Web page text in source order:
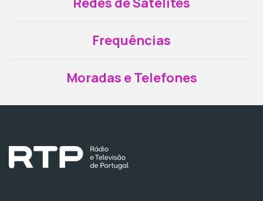
Frequências
Moradas e Telefones